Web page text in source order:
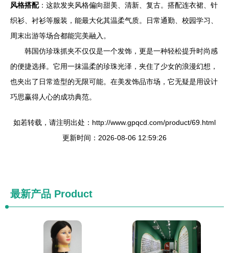
风格搭配：这款发夹风格偏向甜美、清新、复古。搭配连衣裙、针
织衫、衬衫等服装，能最大化其温柔气质。日常通勤、校园学习、
周末出游等场合都能完美融入。
韩国仿珍珠抓夹不仅仅是一个发饰，更是一种轻松提升时尚感
的便捷选择。它用一抹温柔的珍珠光泽，夹住了少女的浪漫幻想，
也夹出了日常造型的无限可能。在美发饰品市场，它无疑是用设计
巧思赢得人心的成功典范。
如若转载，请注明出处：http://www.gpqcd.com/product/69.html
更新时间：2026-08-06 12:59:26
最新产品 Product